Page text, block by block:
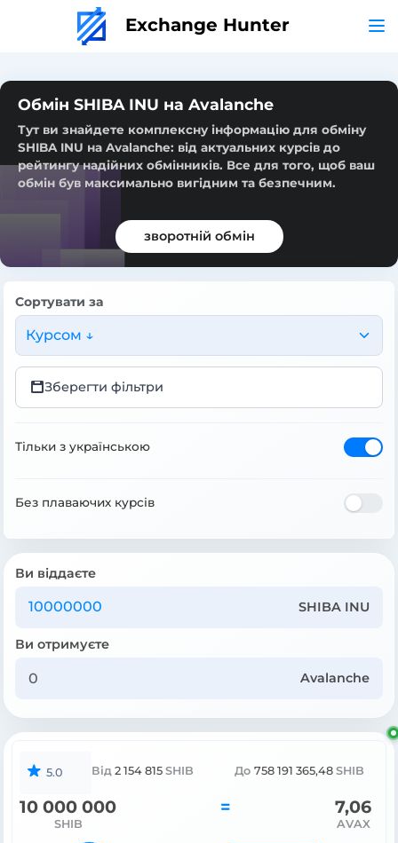
Exchange Hunter
Обмін SHIBA INU на Avalanche
Тут ви знайдете комплексну інформацію для обміну
SHIBA INU на Avalanche: від актуальних курсів до
рейтингу надійних обмінників. Все для того, щоб ваш
обмін був максимально вигідним та безпечним.
зворотній обмін
Сортувати за
Курсом ↓
Зберегти фільтри
Тільки з українською
Без плаваючих курсів
Ви віддаєте
SHIBA INU
Ви отримуєте
Avalanche
5.0 Від 2 154 815 SHIB До 758 191 365,48 SHIB
10 000 000
SHIB
= 7,06
AVAX